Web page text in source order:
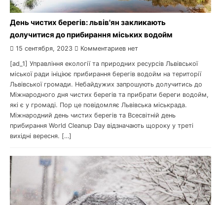
День чистих берегів: львів'ян закликають
долучитися до прибирання міських водойм
15 сентября, 2023 Комментариев нет
[ad_1] Управління екології та природних ресурсів Львівської
міської ради ініціює прибирання берегів водойм на території
Львівської громади. Небайдужих запрошують долучитись до
Міжнародного дня чистих берегів та прибрати береги водойм,
які є у громаді. Пор це повідомляє Львівська міськрада.
Міжнародний день чистих берегів та Всесвітній день
прибирання World Cleanup Day відзначають щороку у треті
вихідні вересня. […]